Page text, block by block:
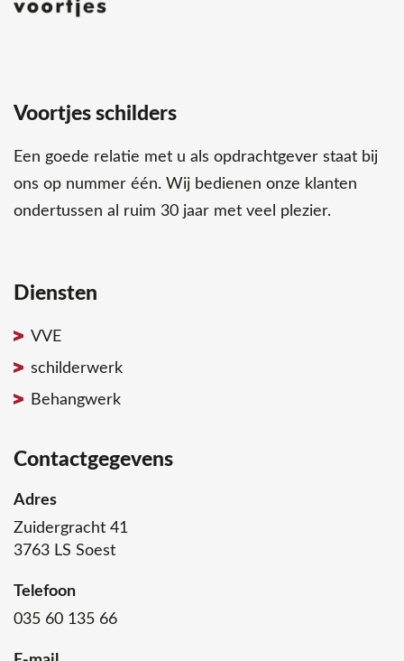
Voortjes schilders
Een goede relatie met u als opdrachtgever staat bij
ons op nummer één. Wij bedienen onze klanten
ondertussen al ruim 30 jaar met veel plezier.
Diensten
VVE
schilderwerk
Behangwerk
Contactgegevens
Adres
Zuidergracht 41
3763 LS Soest
Telefoon
035 60 135 66